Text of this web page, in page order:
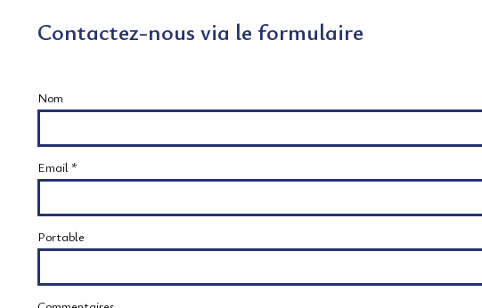
Contactez-nous via le formulaire
Nom
Email *
Portable